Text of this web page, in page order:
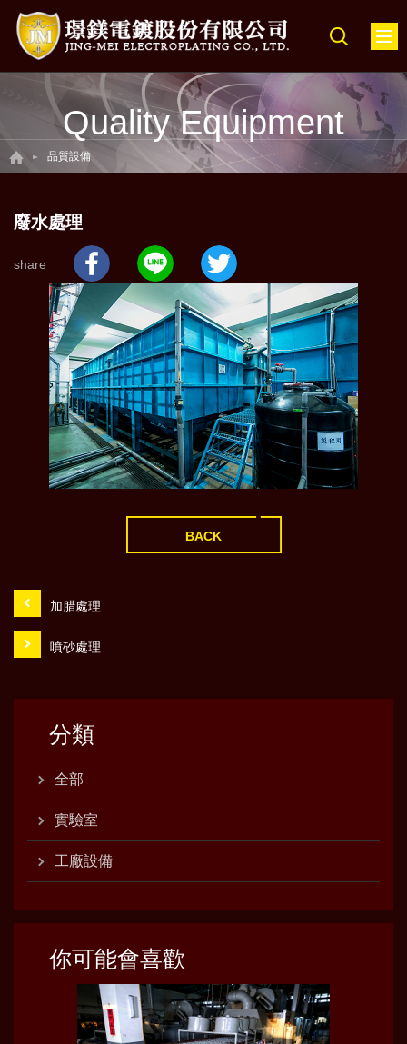
Quality Equipment
品質設備
廢水處理
share
BACK
加腊處理
噴砂處理
分類
全部
實驗室
工廠設備
你可能會喜歡